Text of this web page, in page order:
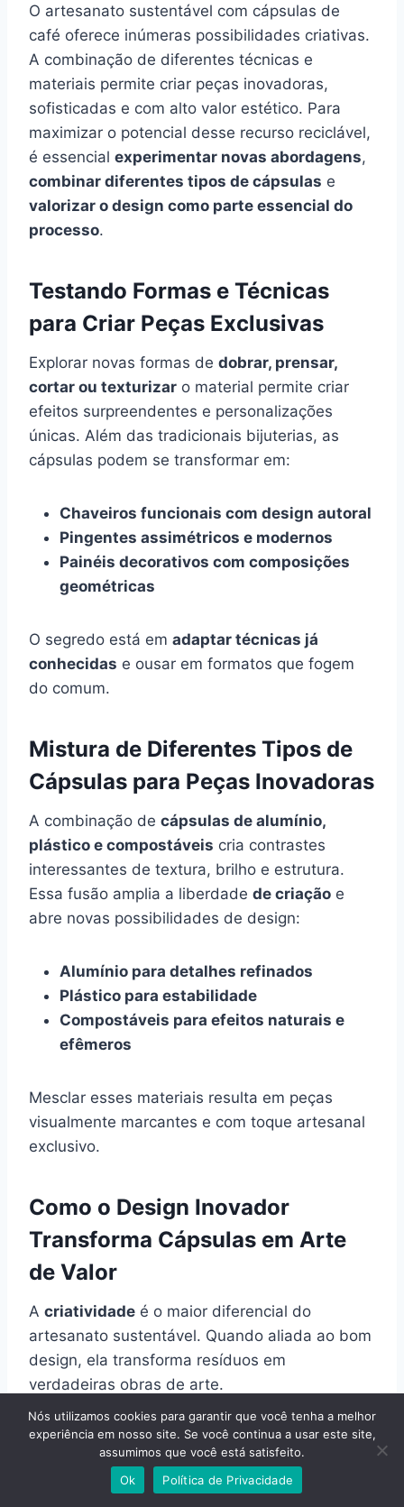
O artesanato sustentável com cápsulas de
café oferece inúmeras possibilidades criativas.
A combinação de diferentes técnicas e
materiais permite criar peças inovadoras,
sofisticadas e com alto valor estético. Para
maximizar o potencial desse recurso reciclável,
é essencial experimentar novas abordagens,
combinar diferentes tipos de cápsulas e
valorizar o design como parte essencial do
processo.
Testando Formas e Técnicas
para Criar Peças Exclusivas
Explorar novas formas de dobrar, prensar,
cortar ou texturizar o material permite criar
efeitos surpreendentes e personalizações
únicas. Além das tradicionais bijuterias, as
cápsulas podem se transformar em:
Chaveiros funcionais com design autoral
Pingentes assimétricos e modernos
Painéis decorativos com composições
geométricas
O segredo está em adaptar técnicas já
conhecidas e ousar em formatos que fogem
do comum.
Mistura de Diferentes Tipos de
Cápsulas para Peças Inovadoras
A combinação de cápsulas de alumínio,
plástico e compostáveis cria contrastes
interessantes de textura, brilho e estrutura.
Essa fusão amplia a liberdade de criação e
abre novas possibilidades de design:
Alumínio para detalhes refinados
Plástico para estabilidade
Compostáveis para efeitos naturais e
efêmeros
Mesclar esses materiais resulta em peças
visualmente marcantes e com toque artesanal
exclusivo.
Como o Design Inovador
Transforma Cápsulas em Arte
de Valor
A criatividade é o maior diferencial do
artesanato sustentável. Quando aliada ao bom
design, ela transforma resíduos em
verdadeiras obras de arte.
Peças bem planejadas, comcomposições
harmônicas, paletas criativas e acabamentos
, são naturalmente mais
Nós utilizamos cookies para garantir que você tenha a melhor
experiência em nosso site. Se você continua a usar este site,
assumimos que você está satisfeito.
Ok
Política de Privacidade